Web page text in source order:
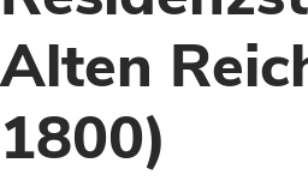
Alten
1800)